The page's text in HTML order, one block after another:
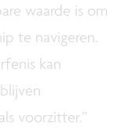
waarde is om
te navigeren.
kan
voorzitter.”